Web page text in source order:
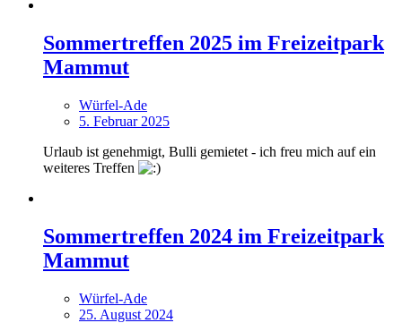
Sommertreffen 2025 im Freizeitpark
Mammut
Würfel-Ade
5. Februar 2025
Urlaub ist genehmigt, Bulli gemietet - ich freu mich auf ein
weiteres Treffen
Sommertreffen 2024 im Freizeitpark
Mammut
Würfel-Ade
25. August 2024